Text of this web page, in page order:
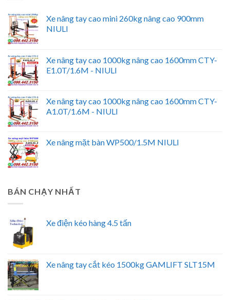
Xe nâng tay cao mini 260kg nâng cao 900mm
NIULI
Xe nâng tay cao 1000kg nâng cao 1600mm CTY-
E1.0T/1.6M - NIULI
Xe nâng tay cao 1000kg nâng cao 1600mm CTY-
A1.0T/1.6M - NIULI
Xe nâng mặt bàn WP500/1.5M NIULI
BÁN CHẠY NHẤT
Xe điện kéo hàng 4.5 tấn
Xe nâng tay cắt kéo 1500kg GAMLIFT SLT15M